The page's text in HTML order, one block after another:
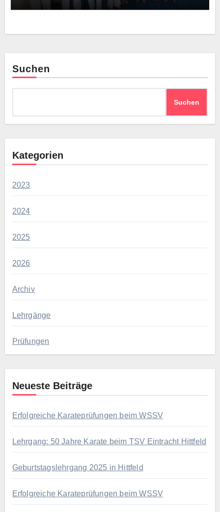
Suchen
Suchen
Kategorien
2023
2024
2025
2026
Archiv
Lehrgänge
Prüfungen
Neueste Beiträge
Erfolgreiche Karateprüfungen beim WSSV
Lehrgang: 50 Jahre Karate beim TSV Eintracht Hittfeld
Geburtstagslehrgang 2025 in Hittfeld
Erfolgreiche Karateprüfungen beim WSSV